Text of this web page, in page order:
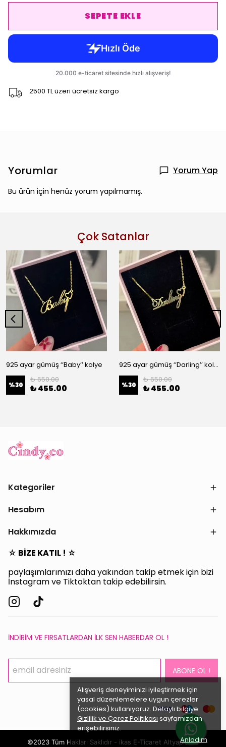
Alışveriş deneyiminizi iyileştirmek için
yasal düzenlemelere uygun çerezler
(cookies) kullanıyoruz. Detaylı bilgiye
Gizlilik ve Çerez Politikası sayfamızdan
erişebilirsiniz.
Anladım
SEPETE EKLE
2500 TL üzeri ücretsiz kargo
Yorumlar Yorum Yap
Bu ürün için henüz yorum yapılmamış.
Çok Satanlar
925 ayar gümüş ‘’Baby’’ kolye
%30
₺ 650.00
₺ 455.00
925 ayar gümüş ‘’Darling’’ kolye
%30
₺ 650.00
₺ 455.00
Kategoriler
Hesabım
Hakkımızda
☆ BİZE KATIL ! ☆
paylaşımlarımızı daha yakından takip etmek için bizi
İnstagram ve Tiktoktan takip edebilirsin.
İNDİRİM VE FIRSATLARDAN İLK SEN HABERDAR OL !
ABONE OL !
©2023 Tüm Hakları Saklıdır - ikas E-Ticaret Altyapısı ile